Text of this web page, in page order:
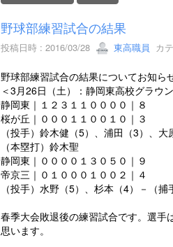
野球部練習試合の結果
投稿日時 : 2016/03/28 東高職員 カ
野球部練習試合の結果についてお知ら
＜3月26日（土）：静岡東高校グラウ
静岡東｜１２３１１００００｜８
桜が丘｜０００１１００１０｜３
（投手）鈴木健（5）、浦田（3）、
（本塁打）鈴木聖
静岡東｜００００１３０５０｜９
帝京三｜０１０００１００２｜４
（投手）水野（5）、杉本（4）－（捕
春季大会敗退後の練習試合です。選手
思います。